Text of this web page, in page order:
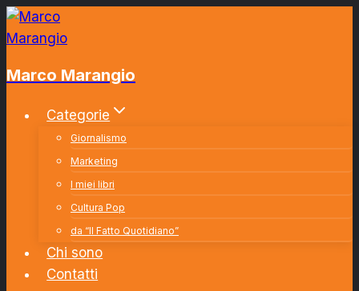
Salta
al
Marco Marangio
Categorie
Giornalismo
Marketing
I miei libri
Cultura Pop
da “Il Fatto Quotidiano”
Chi sono
Contatti